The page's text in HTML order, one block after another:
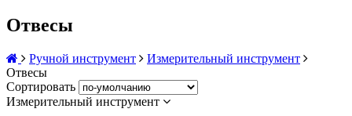
Отвесы
Ручной инструмент
Измерительный инструмент
Отвесы
Сортировать
Измерительный инструмент